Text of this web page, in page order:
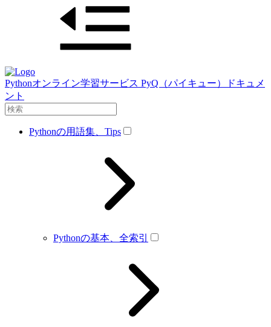
Pythonオンライン学習サービス PyQ（パイキュー）ドキュメ
ント
Pythonの用語集、Tips
Pythonの基本、全索引